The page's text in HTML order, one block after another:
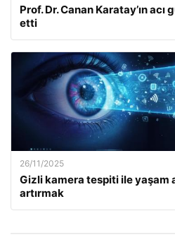
Prof. Dr. Canan Karatay’ın acı
etti
26/11/2025
Gizli kamera tespiti ile yaşam
artırmak